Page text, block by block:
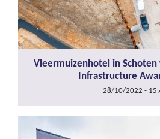
Vleermuizenhotel in
Infrastructure
28/10/2022 -